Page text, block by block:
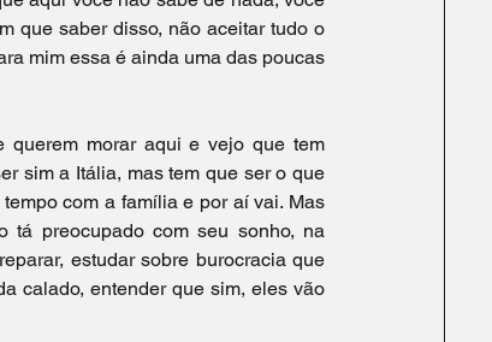
que saber disso, não aceitar tudo o
mim essa é ainda uma das poucas
querem morar aqui e vejo que tem
sim a Itália, mas tem que ser o que
com a família e por aí vai. Mas
preocupado com seu sonho, na
estudar sobre burocracia que
calado, entender que sim, eles vão